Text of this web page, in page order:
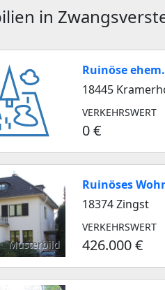
in
Ruinöse
18445
VERKEHRSWERT
0 €
Musterbild
Ruinöses
18374 Zingst
VERKEHRSWERT
426.000 €